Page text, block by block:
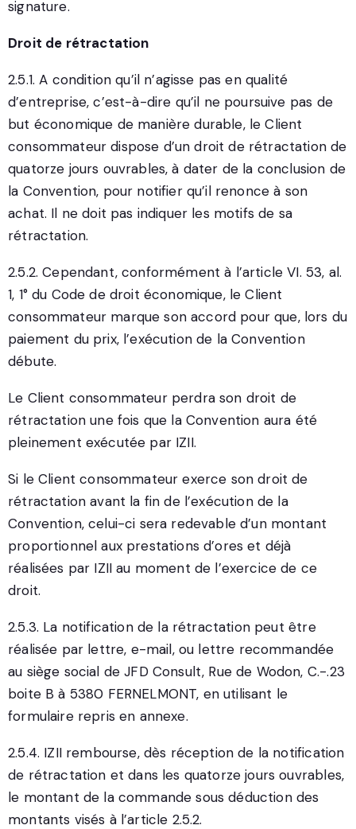
signature.
Droit de rétractation
2.5.1. A condition qu’il n’agisse pas en qualité
d’entreprise, c’est-à-dire qu’il ne poursuive pas de
but économique de manière durable, le Client
consommateur dispose d’un droit de rétractation de
quatorze jours ouvrables, à dater de la conclusion de
la Convention, pour notifier qu’il renonce à son
achat. Il ne doit pas indiquer les motifs de sa
rétractation.
2.5.2. Cependant, conformément à l’article VI. 53, al.
1, 1° du Code de droit économique, le Client
consommateur marque son accord pour que, lors du
paiement du prix, l’exécution de la Convention
débute.
Le Client consommateur perdra son droit de
rétractation une fois que la Convention aura été
pleinement exécutée par IZII.
Si le Client consommateur exerce son droit de
rétractation avant la fin de l’exécution de la
Convention, celui-ci sera redevable d’un montant
proportionnel aux prestations d’ores et déjà
réalisées par IZII au moment de l’exercice de ce
droit.
2.5.3. La notification de la rétractation peut être
réalisée par lettre, e-mail, ou lettre recommandée
au siège social de JFD Consult, Rue de Wodon, C.-.23
boite B à 5380 FERNELMONT, en utilisant le
formulaire repris en annexe.
2.5.4. IZII rembourse, dès réception de la notification
de rétractation et dans les quatorze jours ouvrables,
le montant de la commande sous déduction des
montants visés à l’article 2.5.2.